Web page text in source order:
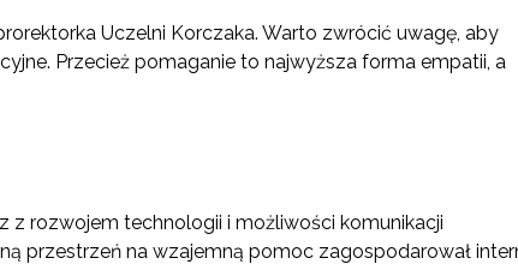
Uczelni Korczaka. Warto zwrócić uwagę, aby
Przecież pomaganie to najwyższa forma empatii, a
z rozwojem technologii i możliwości komunikacji
przestrzeń na wzajemną pomoc zagospodarował